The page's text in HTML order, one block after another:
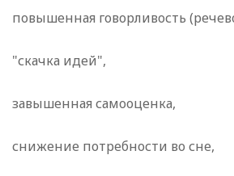
повышенная говорливость
"скачка идей",
завышенная самооценка,
снижение потребности во сне,